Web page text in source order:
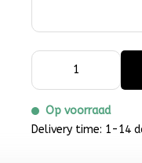
Op voorraad
Delivery time: 1-14